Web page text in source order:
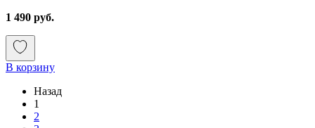
1 490 руб.
В корзину
Назад
1
2